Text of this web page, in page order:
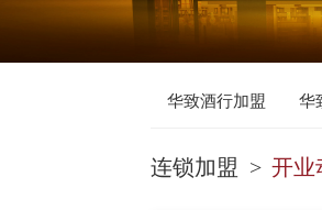
华致酒行加盟 华
连锁加盟 开业